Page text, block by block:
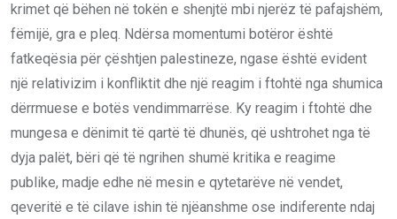
krimet që bëhen në tokën e shenjtë mbi njerëz të pafajshëm,
fëmijë, gra e pleq. Ndërsa momentumi botëror është
fatkeqësia për çështjen palestineze, ngase është evident
një relativizim i konfliktit dhe një reagim i ftohtë nga shumica
dërrmuese e botës vendimmarrëse. Ky reagim i ftohtë dhe
mungesa e dënimit të qartë të dhunës, që ushtrohet nga të
dyja palët, bëri që të ngrihen shumë kritika e reagime
publike, madje edhe në mesin e qytetarëve në vendet,
qeveritë e të cilave ishin të njëanshme ose indiferente ndaj